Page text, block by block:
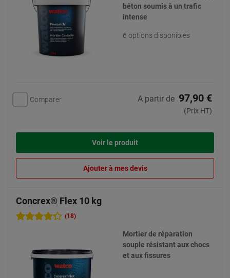
béton soumis à un trafic
intense
6 options disponibles
Comparer A partir de 97,90 €
(Prix HT)
Voir le produit
Ajouter à mes devis
Concrex® Flex 10 kg
(18)
Mortier de réparation
souple résistant aux chocs
et aux fissures